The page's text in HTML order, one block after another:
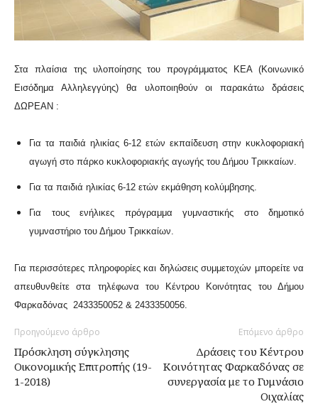
Στα πλαίσια της υλοποίησης του προγράμματος ΚΕΑ (Κοινωνικό
Εισόδημα Αλληλεγγύης) θα υλοποιηθούν οι παρακάτω δράσεις
ΔΩΡΕΑΝ :
Για τα παιδιά ηλικίας 6-12 ετών εκπαίδευση στην κυκλοφοριακή
αγωγή στο πάρκο κυκλοφοριακής αγωγής του Δήμου Τρικκαίων.
Για τα παιδιά ηλικίας 6-12 ετών εκμάθηση κολύμβησης.
Για τους ενήλικες πρόγραμμα γυμναστικής στο δημοτικό
γυμναστήριο του Δήμου Τρικκαίων.
Για περισσότερες πληροφορίες και δηλώσεις συμμετοχών μπορείτε να
απευθυνθείτε στα τηλέφωνα του Κέντρου Κοινότητας του Δήμου
Φαρκαδόνας 2433350052 & 2433350056.
Προηγούμενο άρθρο
Πρόσκληση σύγκλησης
Οικονομικής Επιτροπής (19-
1-2018)
Επόμενο άρθρο
Δράσεις του Κέντρου
Κοινότητας Φαρκαδόνας σε
συνεργασία με το Γυμνάσιο
Οιχαλίας